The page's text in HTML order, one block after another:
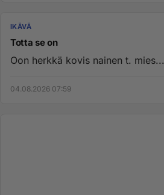
IKÄVÄ
Totta se on
Oon herkkä kovis nainen t. mies...
04.08.2026 07:59